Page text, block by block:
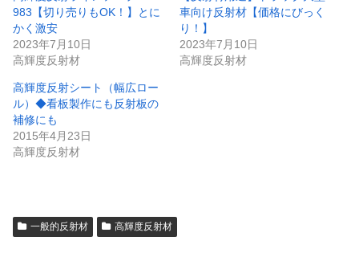
t
e
r
で
共
有
(
し
い
ウ
ィ
ン
ド
ウ
で
有
す
は
ク
し
て
だ
さ
ン
ド
983【切り売りもOK！】とに
かく激安
2023年7月10日
高輝度反射材
車向け反射材【価格にびっく
り！】
2023年7月10日
高輝度反射材
高輝度反射シート（幅広ロー
ル）◆看板製作にも反射板の
補修にも
2015年4月23日
高輝度反射材
一般的反射材 高輝度反射材